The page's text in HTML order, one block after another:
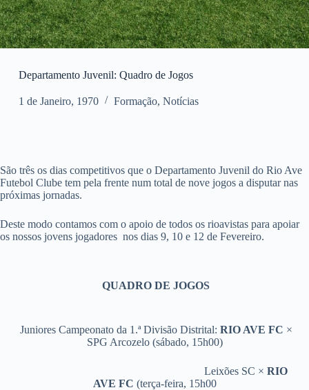
Departamento Juvenil: Quadro de Jogos
1 de Janeiro, 1970 Formação, Notícias
São três os dias competitivos que o Departamento Juvenil do Rio Ave
Futebol Clube tem pela frente num total de nove jogos a disputar nas
próximas jornadas.
Deste modo contamos com o apoio de todos os rioavistas para apoiar
os nossos jovens jogadores nos dias 9, 10 e 12 de Fevereiro.
QUADRO DE JOGOS
Juniores Campeonato da 1.ª Divisão Distrital: RIO AVE FC ×
SPG Arcozelo (sábado, 15h00)
Leixões SC × RIO
AVE FC (terça-feira, 15h00